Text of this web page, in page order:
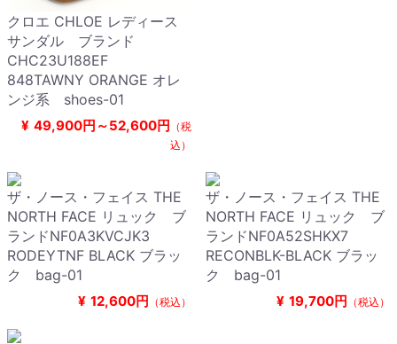
クロエ CHLOE レディース
サンダル ブランド
CHC23U188EF
848TAWNY ORANGE オレ
ンジ系 shoes-01
¥ 49,900円～52,600円 （税
込）
ザ・ノース・フェイス THE
NORTH FACE リュック ブ
ランドNF0A3KVCJK3
RODEYTNF BLACK ブラッ
ク bag-01
¥ 12,600円 （税込）
ザ・ノース・フェイス THE
NORTH FACE リュック ブ
ランドNF0A52SHKX7
RECONBLK-BLACK ブラッ
ク bag-01
¥ 19,700円 （税込）